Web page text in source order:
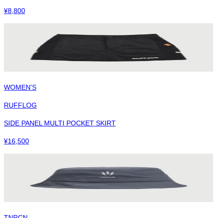
¥8,800
WOMEN'S
RUFFLOG
SIDE PANEL MULTI POCKET SKIRT
¥16,500